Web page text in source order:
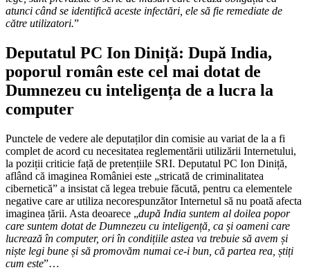
atunci când se identifică aceste infectări, ele să fie remediate de
către utilizatori.”
Deputatul PC Ion Diniță: După India,
poporul român este cel mai dotat de
Dumnezeu cu inteligența de a lucra la
computer
Punctele de vedere ale deputaților din comisie au variat de la a fi
complet de acord cu necesitatea reglementării utilizării Internetului,
la poziții criticie față de pretențiile SRI. Deputatul PC Ion Diniță,
aflând că imaginea României este „stricată de criminalitatea
cibernetică” a insistat că legea trebuie făcută, pentru ca elementele
negative care ar utiliza necorespunzător Internetul să nu poată afecta
imaginea țării. Asta deoarece „după India suntem al doilea popor
care suntem dotat de Dumnezeu cu inteligență, ca și oameni care
lucrează în computer, ori în condițiile astea va trebuie să avem și
niște legi bune și să promovăm numai ce-i bun, că partea rea, știți
cum este”…